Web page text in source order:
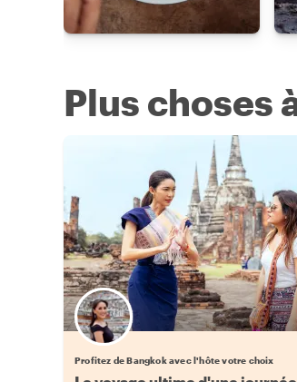
Plus choses
Choisissez votre local favori
Profitez de Bangkok avec l'hôte votre choix